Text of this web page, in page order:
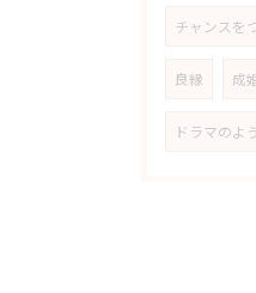
チャンスを
良縁 成
ドラマのよ